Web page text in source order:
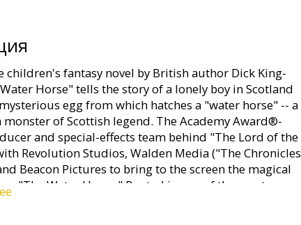
children's fantasy novel by British author Dick King-
Horse" tells the story of a lonely boy in Scotland
egg from which hatches a "water horse" -- a
monster of Scottish legend. The Academy Award®-
and special-effects team behind "The Lord of the
Revolution Studios, Walden Media ("The Chronicles
Beacon Pictures to bring to the screen the magical
"The Water Horse." Rooted in one of the most
intriguing legends of our time, the story begins with